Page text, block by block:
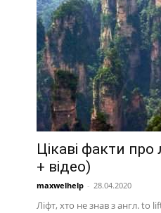
Цікаві факти про
+ відео)
maxwelhelp - 28.04.2020
Ліфт, хто не знав з англ. to